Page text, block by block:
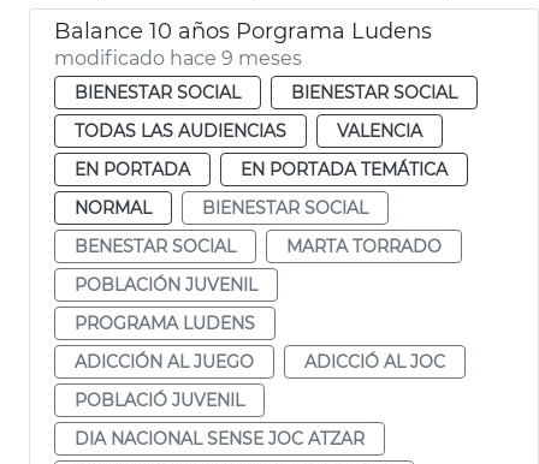
Balance 10 años Porgrama Ludens
modificado hace 9 meses
BIENESTAR SOCIAL
BIENESTAR SOCIAL
TODAS LAS AUDIENCIAS
VALENCIA
EN PORTADA
EN PORTADA TEMÁTICA
NORMAL
BIENESTAR SOCIAL
BENESTAR SOCIAL
MARTA TORRADO
POBLACIÓN JUVENIL
PROGRAMA LUDENS
ADICCIÓN AL JUEGO
ADICCIÓ AL JOC
POBLACIÓ JUVENIL
DIA NACIONAL SENSE JOC ATZAR